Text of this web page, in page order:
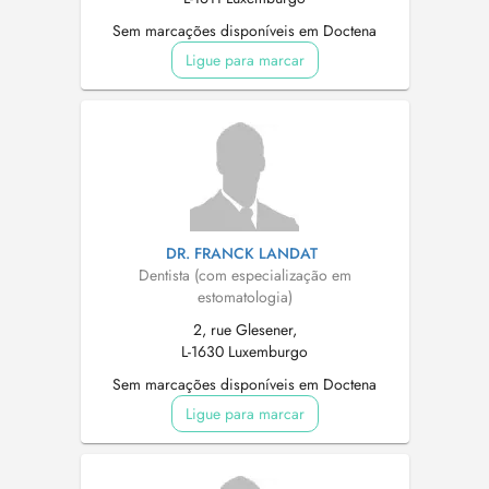
Sem marcações disponíveis em Doctena
Ligue para marcar
DR. FRANCK LANDAT
Dentista (com especialização em
estomatologia)
2, rue Glesener,
L-1630 Luxemburgo
Sem marcações disponíveis em Doctena
Ligue para marcar